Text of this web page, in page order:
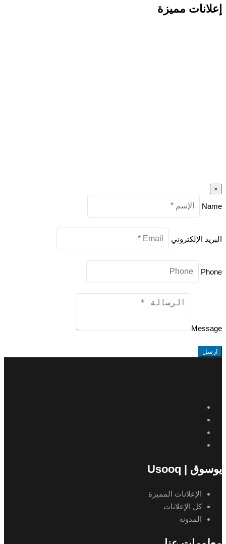
إعلانات مميزة
×
Name
البريد الإلكتروني
Phone
Message
ارسل
يوسوق | Usooq
الإعلانات المميزة
كل الإعلانات
المدونة